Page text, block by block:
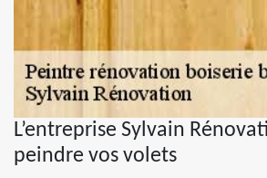
L’entreprise Sylvain
peindre vos volets